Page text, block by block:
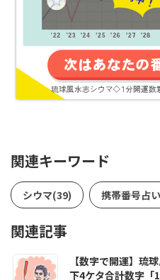
関連キーワード
シウマ(39) 携帯番号占
関連記事
【数字で開運】琉
下4ケタ合計数字「1